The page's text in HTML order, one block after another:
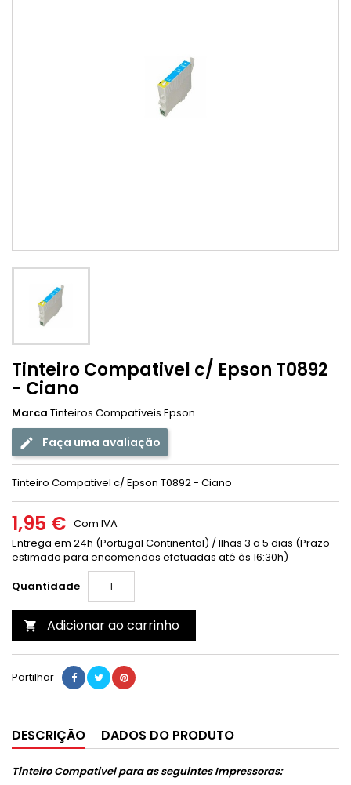
Tinteiro Compativel c/ Epson T0892
- Ciano
Marca Tinteiros Compatíveis Epson
Faça uma avaliação
Tinteiro Compativel c/ Epson T0892 - Ciano
1,95 € Com IVA
Entrega em 24h (Portugal Continental) / Ilhas 3 a 5 dias (Prazo
estimado para encomendas efetuadas até às 16:30h)
Quantidade
 Adicionar ao carrinho
Partilhar
DESCRIÇÃO DADOS DO PRODUTO
Tinteiro Compativel para as seguintes Impressoras: